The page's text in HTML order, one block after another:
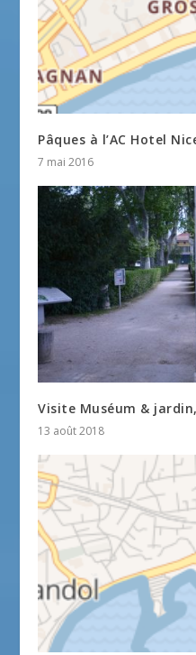
Pâques à l’AC Hotel
7 mai 2016
Visite Muséum &
13 août 2018